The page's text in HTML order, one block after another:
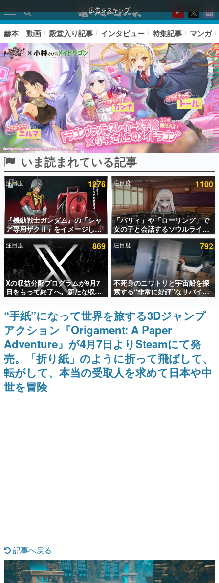
広告をスキップ
ピックアップ
電ファミのいま読まれている記事ランキング
アプリセール情報
インタビュー
連載・特集一覧
殿堂入り記事
SNS拡散数が数千以上！ ページビュー数万以上！ などな
ど。多くの人々に読まれた、電ファミ渾身の“殿堂入り”記
事をまとめました。
ゲームの企画書
名作ゲームクリエイターの方々に製作時のエピソードをお
聞きし、ヒットする企画（ゲーム）とは何か？を探ってい
赫本
この物語を解いてはいけない。『赫本』は、〈試験問題〉
の形をした短編ホラー小説集です。
具体的な形から解き明かしていく、硬派で骨太な評論連載
です。
赫本 動画 殿堂入り記事 インタビュー 特集記事 マンガ
いま読まれている記事
注目度 1276
『機動戦士ガンダム』の「シャ
ア専用ザクⅡ」をイメージした
散水ホースリールが予約開始。
本体にはシャアのパーソナルマ
ークやジオン公国軍のエンブレ
ム、型式番号などを配置
注目度 1100
「パリィ」や「ローリング」で
女の子と会話するソウルライク
恋愛ゲーム『小早川さんはソウ
ルライク』無料公開。返事に失
敗すると「YOU DIED」
注目度 869
Xの収益分配プログラムが9月7
日をもって終了へ。新たな収益
化制度「Original Content
Rewards Program」を発表
注目度 792
不死身のニワトリと宇宙船を探
索する“非常に好評”なサバイバ
ルゲーム『Breathedge』が無
料で配布中。入手できる期間は8
月10日まで
“手紙”になって世界を旅する3Dジャンプ
アクション『Origament: A Paper
Adventure』が4月7日よりSteamにて発
売。「折り紙」のように折って飛ばして、
転がして、本当の受取人を求めて日本や中
世を冒険
記事へ戻る